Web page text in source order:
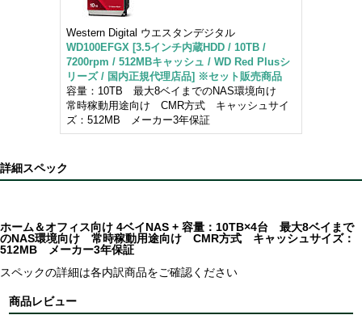
Western Digital ウエスタンデジタル
WD100EFGX [3.5インチ内蔵HDD / 10TB /
7200rpm / 512MBキャッシュ / WD Red Plusシ
リーズ / 国内正規代理店品] ※セット販売商品
容量：10TB 最大8ベイまでのNAS環境向け
常時稼動用途向け CMR方式 キャッシュサイ
ズ：512MB メーカー3年保証
詳細スペック
ホーム＆オフィス向け 4ベイNAS + 容量：10TB×4台 最大8ベイまで
のNAS環境向け 常時稼動用途向け CMR方式 キャッシュサイズ：
512MB メーカー3年保証
スペックの詳細は各内訳商品をご確認ください
商品レビュー